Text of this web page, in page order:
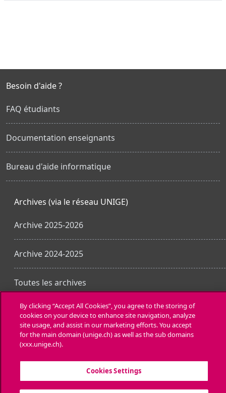
Besoin d'aide ?
FAQ étudiants
Documentation enseignants
Bureau d'aide informatique
Archives (via le réseau UNIGE)
Archive 2025-2026
Archive 2024-2025
Toutes les archives
Obtenir l’app mobile
By clicking “Accept All Cookies”, you agree to the storing of
cookies on your device to enhance site navigation, analyze
site usage, and assist in our marketing efforts. You accept
for the main domain (unige.ch) as well as the sub domains
(xxx.unige.ch).
Cookies Settings